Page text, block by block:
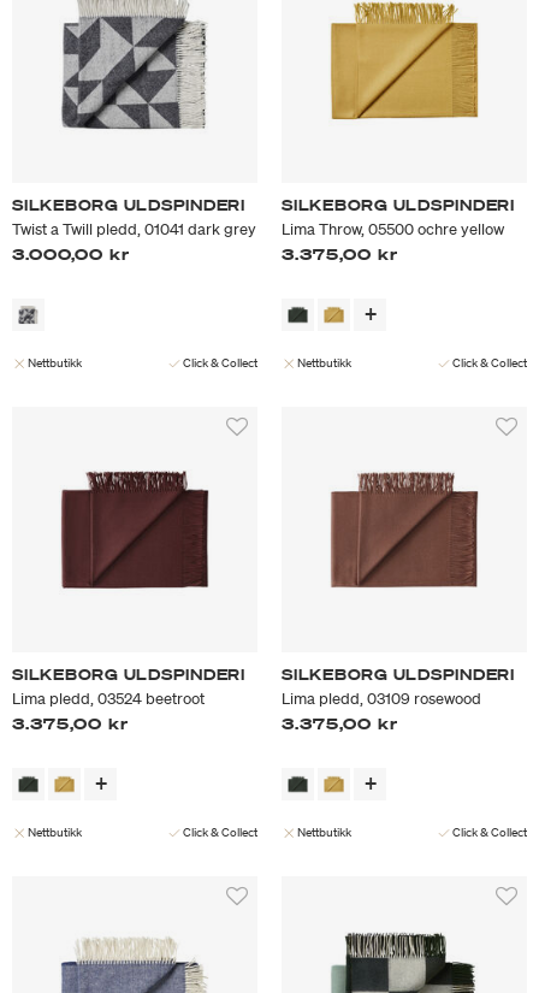
SILKEBORG ULDSPINDERI
Twist a Twill pledd, 01041 dark grey
3.000,00 kr
Nettbutikk Click & Collect
SILKEBORG ULDSPINDERI
Lima Throw, 05500 ochre yellow
3.375,00 kr
Nettbutikk Click & Collect
SILKEBORG ULDSPINDERI
Lima pledd, 03524 beetroot
3.375,00 kr
Nettbutikk Click & Collect
SILKEBORG ULDSPINDERI
Lima pledd, 03109 rosewood
3.375,00 kr
Nettbutikk Click & Collect